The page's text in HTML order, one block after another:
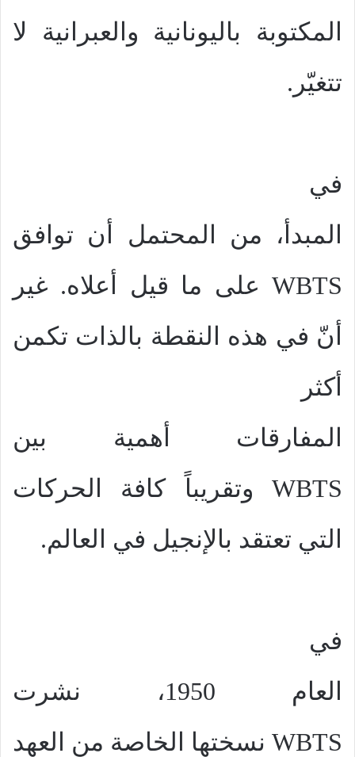
المكتوبة باليونانية والعبرانية لا
تتغيّر.
في
المبدأ، من المحتمل أن توافق
WBTS على ما قيل أعلاه. غير
أنّ في هذه النقطة بالذات تكمن
أكثر
المفارقات أهمية بين
WBTS وتقريباً كافة الحركات
التي تعتقد بالإنجيل في العالم.
في
العام 1950، نشرت
WBTS نسختها الخاصة من العهد